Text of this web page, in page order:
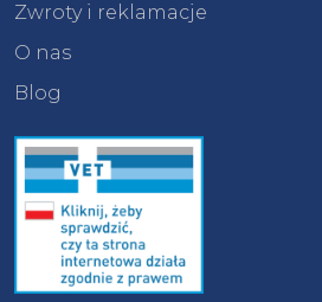
Zwroty i reklamacje
O nas
Blog